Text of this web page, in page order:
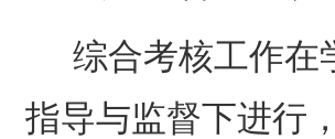
综合考核工作在
指导与监督下进行